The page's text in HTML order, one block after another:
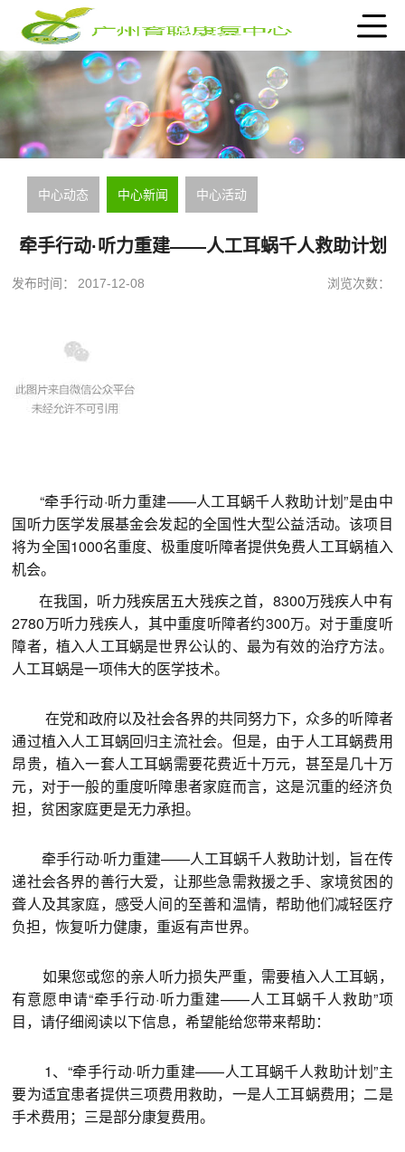
中心动态 中心新闻 中心活动
牵手行动·听力重建——人工耳蜗千人救助计划
发布时间： 2017-12-08 浏览次数：
“牵手行动·听力重建——人工耳蜗千人救助计划”是由中
国听力医学发展基金会发起的全国性大型公益活动。该项目
将为全国1000名重度、极重度听障者提供免费人工耳蜗植入
机会。
在我国，听力残疾居五大残疾之首，8300万残疾人中有
2780万听力残疾人，其中重度听障者约300万。对于重度听
障者，植入人工耳蜗是世界公认的、最为有效的治疗方法。
人工耳蜗是一项伟大的医学技术。
在党和政府以及社会各界的共同努力下，众多的听障者
通过植入人工耳蜗回归主流社会。但是，由于人工耳蜗费用
昂贵，植入一套人工耳蜗需要花费近十万元，甚至是几十万
元，对于一般的重度听障患者家庭而言，这是沉重的经济负
担，贫困家庭更是无力承担。
牵手行动·听力重建——人工耳蜗千人救助计划，旨在传
递社会各界的善行大爱，让那些急需救援之手、家境贫困的
聋人及其家庭，感受人间的至善和温情，帮助他们减轻医疗
负担，恢复听力健康，重返有声世界。
如果您或您的亲人听力损失严重，需要植入人工耳蜗，
有意愿申请“牵手行动·听力重建——人工耳蜗千人救助”项
目，请仔细阅读以下信息，希望能给您带来帮助：
1、“牵手行动·听力重建——人工耳蜗千人救助计划”主
要为适宜患者提供三项费用救助，一是人工耳蜗费用；二是
手术费用；三是部分康复费用。